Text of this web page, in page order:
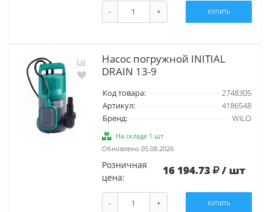
- + КУПИТЬ
Насос погружной INITIAL
DRAIN 13-9
Код товара:
2748305
Артикул:
4186548
Бренд:
WILO
На складе 1 шт
Обновлено 05.08.2026
Розничная
цена:
16 194.73 / шт
- + КУПИТЬ